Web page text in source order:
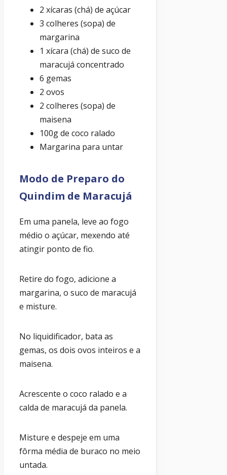
2 xícaras (chá) de açúcar
3 colheres (sopa) de
margarina
1 xícara (chá) de suco de
maracujá concentrado
6 gemas
2 ovos
2 colheres (sopa) de
maisena
100g de coco ralado
Margarina para untar
Modo de Preparo do
Quindim de Maracujá
Em uma panela, leve ao fogo
médio o açúcar, mexendo até
atingir ponto de fio.
Retire do fogo, adicione a
margarina, o suco de maracujá
e misture.
No liquidificador, bata as
gemas, os dois ovos inteiros e a
maisena.
Acrescente o coco ralado e a
calda de maracujá da panela.
Misture e despeje em uma
fôrma média de buraco no meio
untada.